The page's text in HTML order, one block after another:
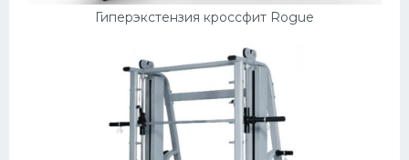
Гиперэкстензия кроссфит Rogue